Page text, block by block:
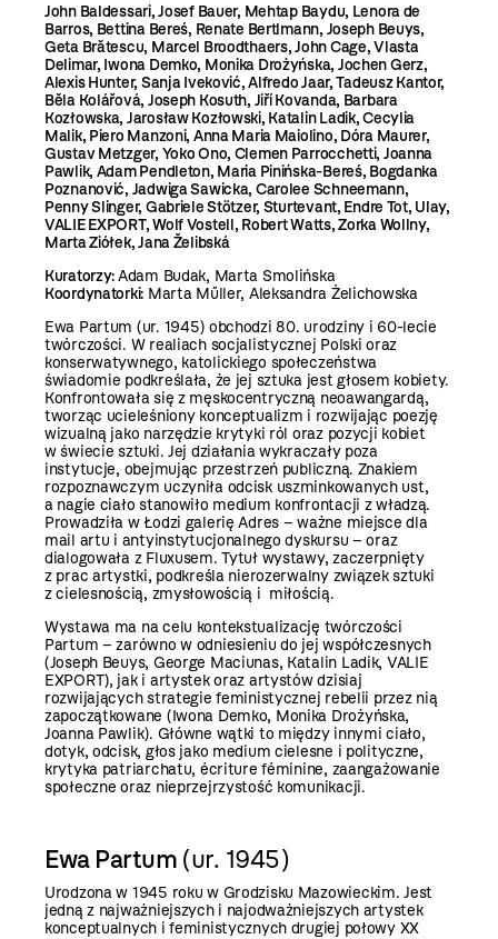
John Baldessari, Josef Bauer, Mehtap Baydu, Lenora de
Barros, Bettina Bereś, Renate Bertlmann, Joseph Beuys,
Geta Brătescu, Marcel Broodthaers, John Cage, Vlasta
Delimar, Iwona Demko, Monika Drożyńska, Jochen Gerz,
Alexis Hunter, Sanja Iveković, Alfredo Jaar, Tadeusz Kantor,
Běla Kolářová, Joseph Kosuth, Jiří Kovanda, Barbara
Kozłowska, Jarosław Kozłowski, Katalin Ladik, Cecylia
Malik, Piero Manzoni, Anna Maria Maiolino, Dóra Maurer,
Gustav Metzger, Yoko Ono, Clemen Parrocchetti, Joanna
Pawlik, Adam Pendleton, Maria Pinińska-Bereś, Bogdanka
Poznanović, Jadwiga Sawicka, Carolee Schneemann,
Penny Slinger, Gabriele Stötzer, Sturtevant, Endre Tot, Ulay,
VALIE EXPORT, Wolf Vostell, Robert Watts, Zorka Wollny,
Marta Ziółek, Jana Želibská
Kuratorzy:Adam Budak, Marta Smolińska
Koordynatorki: Marta Műller, Aleksandra Żelichowska
Ewa Partum (ur. 1945) obchodzi 80. urodziny i 60-lecie
twórczości. W realiach socjalistycznej Polski oraz
konserwatywnego, katolickiego społeczeństwa
świadomie podkreślała, że jej sztuka jest głosem kobiety.
Konfrontowała się z męskocentryczną neoawangardą,
tworząc ucieleśniony konceptualizm i rozwijając poezję
wizualną jako narzędzie krytyki ról oraz pozycji kobiet
w świecie sztuki. Jej działania wykraczały poza
instytucje, obejmując przestrzeń publiczną. Znakiem
rozpoznawczym uczyniła odcisk uszminkowanych ust,
a nagie ciało stanowiło medium konfrontacji z władzą.
Prowadziła w Łodzi galerię Adres – ważne miejsce dla
mail artu i antyinstytucjonalnego dyskursu – oraz
dialogowała z Fluxusem. Tytuł wystawy, zaczerpnięty
z prac artystki, podkreśla nierozerwalny związek sztuki
z cielesnością, zmysłowością i miłością.
Wystawa ma na celu kontekstualizację twórczości
Partum – zarówno w odniesieniu do jej współczesnych
(Joseph Beuys, George Maciunas, Katalin Ladik, VALIE
EXPORT), jak i artystek oraz artystów dzisiaj
rozwijających strategie feministycznej rebelii przez nią
zapoczątkowane (Iwona Demko, Monika Drożyńska,
Joanna Pawlik). Główne wątki to między innymi ciało,
dotyk, odcisk, głos jako medium cielesne i polityczne,
krytyka patriarchatu, écriture féminine, zaangażowanie
społeczne oraz nieprzejrzystość komunikacji.
Ewa Partum (ur. 1945)
Urodzona w 1945 roku w Grodzisku Mazowieckim. Jest
jedną z najważniejszych i najodważniejszych artystek
konceptualnych i feministycznych drugiej połowy XX